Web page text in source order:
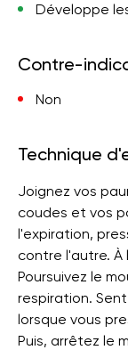
Développe
Contre-
Non
Technique
Joignez vos
coudes et vos
l'expiration,
contre l'autre. À
Poursuivez le
respiration.
lorsque vous
Puis, arrêtez le